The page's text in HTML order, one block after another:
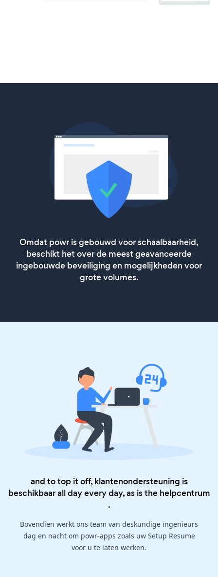
Omdat powr is gebouwd voor schaalbaarheid,
beschikt het over de meest geavanceerde
ingebouwde beveiliging en mogelijkheden voor
grote volumes.
and to top it off, klantenondersteuning is
beschikbaar all day every day, as is the helpcentrum
.
Bovendien werkt ons team van deskundige ingenieurs
dag en nacht om powr-apps zoals uw Setup Resume
voor u te laten werken.